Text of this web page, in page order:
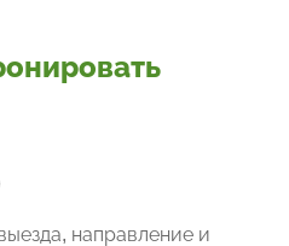
направление и